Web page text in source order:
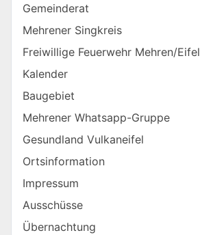
Gemeinderat
Mehrener Singkreis
Freiwillige Feuerwehr Mehren/Eifel
Kalender
Baugebiet
Mehrener Whatsapp-Gruppe
Gesundland Vulkaneifel
Ortsinformation
Impressum
Ausschüsse
Übernachtung